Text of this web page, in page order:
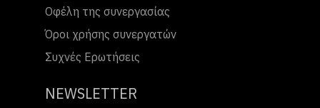
Οφέλη της συνεργασίας
Όροι χρήσης συνεργατών
Συχνές Ερωτήσεις
NEWSLETTER